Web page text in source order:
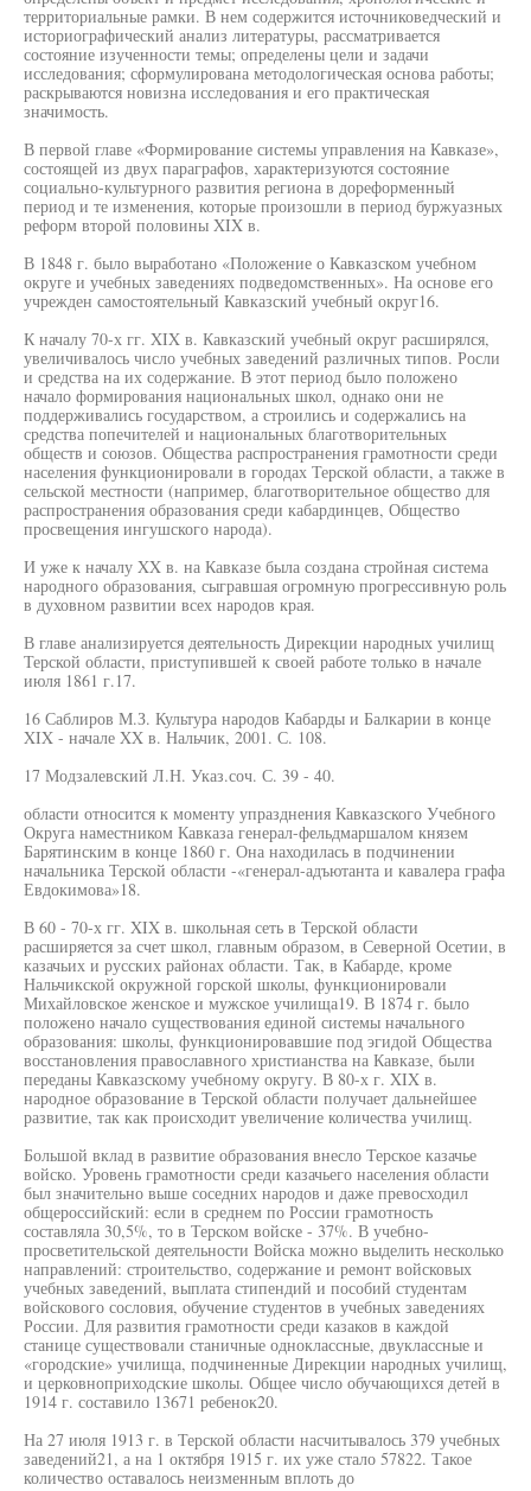
территориальные рамки. В нем содержится источниковедческий и
историографический анализ литературы, рассматривается
состояние изученности темы; определены цели и задачи
исследования; сформулирована методологическая основа работы;
раскрываются новизна исследования и его практическая
значимость.
В первой главе «Формирование системы управления на Кавказе»,
состоящей из двух параграфов, характеризуются состояние
социально-культурного развития региона в дореформенный
период и те изменения, которые произошли в период буржуазных
реформ второй половины XIX в.
В 1848 г. было выработано «Положение о Кавказском учебном
округе и учебных заведениях подведомственных». На основе его
учрежден самостоятельный Кавказский учебный округ16.
К началу 70-х гг. XIX в. Кавказский учебный округ расширялся,
увеличивалось число учебных заведений различных типов. Росли
и средства на их содержание. В этот период было положено
начало формирования национальных школ, однако они не
поддерживались государством, а строились и содержались на
средства попечителей и национальных благотворительных
обществ и союзов. Общества распространения грамотности среди
населения функционировали в городах Терской области, а также в
сельской местности (например, благотворительное общество для
распространения образования среди кабардинцев, Общество
просвещения ингушского народа).
И уже к началу XX в. на Кавказе была создана стройная система
народного образования, сыгравшая огромную прогрессивную роль
в духовном развитии всех народов края.
В главе анализируется деятельность Дирекции народных училищ
Терской области, приступившей к своей работе только в начале
июля 1861 г.17.
16 Саблиров М.З. Культура народов Кабарды и Балкарии в конце
XIX - начале XX в. Нальчик, 2001. С. 108.
17 Модзалевский Л.Н. Указ.соч. С. 39 - 40.
области относится к моменту упразднения Кавказского Учебного
Округа наместником Кавказа генерал-фельдмаршалом князем
Барятинским в конце 1860 г. Она находилась в подчинении
начальника Терской области -«генерал-адъютанта и кавалера графа
Евдокимова»18.
В 60 - 70-х гг. XIX в. школьная сеть в Терской области
расширяется за счет школ, главным образом, в Северной Осетии, в
казачьих и русских районах области. Так, в Кабарде, кроме
Нальчикской окружной горской школы, функционировали
Михайловское женское и мужское училища19. В 1874 г. было
положено начало существования единой системы начального
образования: школы, функционировавшие под эгидой Общества
восстановления православного христианства на Кавказе, были
переданы Кавказскому учебному округу. В 80-х г. XIX в.
народное образование в Терской области получает дальнейшее
развитие, так как происходит увеличение количества училищ.
Большой вклад в развитие образования внесло Терское казачье
войско. Уровень грамотности среди казачьего населения области
был значительно выше соседних народов и даже превосходил
общероссийский: если в среднем по России грамотность
составляла 30,5%, то в Терском войске - 37%. В учебно-
просветительской деятельности Войска можно выделить несколько
направлений: строительство, содержание и ремонт войсковых
учебных заведений, выплата стипендий и пособий студентам
войскового сословия, обучение студентов в учебных заведениях
России. Для развития грамотности среди казаков в каждой
станице существовали станичные одноклассные, двуклассные и
«городские» училища, подчиненные Дирекции народных училищ,
и церковноприходские школы. Общее число обучающихся детей в
1914 г. составило 13671 ребенок20.
На 27 июля 1913 г. в Терской области насчитывалось 379 учебных
заведений21, а на 1 октября 1915 г. их уже стало 57822. Такое
количество оставалось неизменным вплоть до